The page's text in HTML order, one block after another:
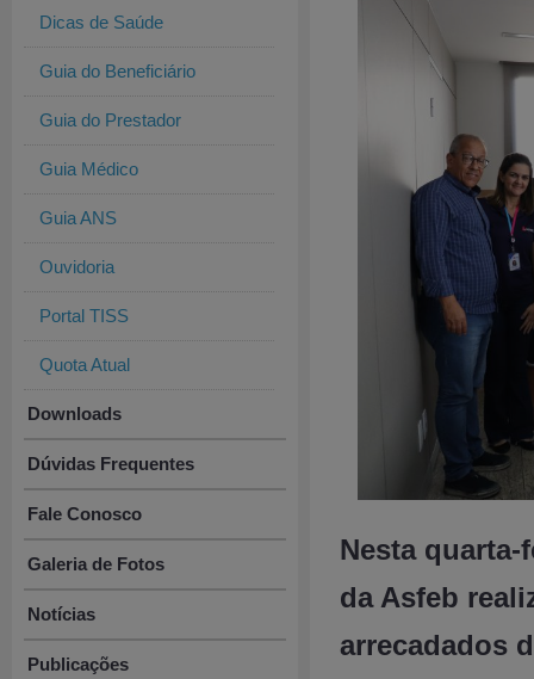
Dicas de Saúde
Guia do Beneficiário
Guia do Prestador
Guia Médico
Guia ANS
Ouvidoria
Portal TISS
Quota Atual
Downloads
Dúvidas Frequentes
Fale Conosco
Galeria de Fotos
Notícias
Publicações
Nesta quarta-
da Asfeb
arrecadados